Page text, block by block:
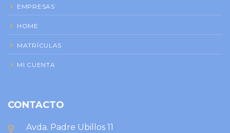
EMPRESAS
HOME
MATRÍCULAS
MI CUENTA
CONTACTO
Avda. Padre Ubillos 11